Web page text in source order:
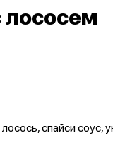
спайси соус,